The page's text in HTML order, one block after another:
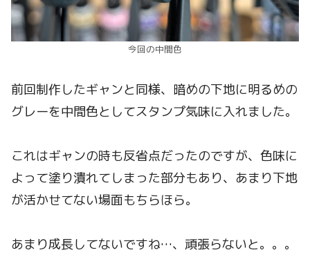
今回の中間色
前回制作したギャンと同様、暗めの下地に明るめの
グレーを中間色としてスタンプ気味に入れました。
これはギャンの時も反省点だったのですが、色味に
よって塗り潰れてしまった部分もあり、あまり下地
が活かせてない場面もちらほら。
あまり成長してないですね…、頑張らないと。。。